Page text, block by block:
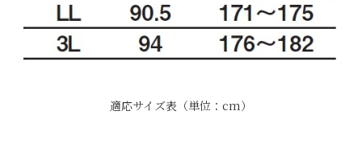
適応サイズ表（単位：cm）